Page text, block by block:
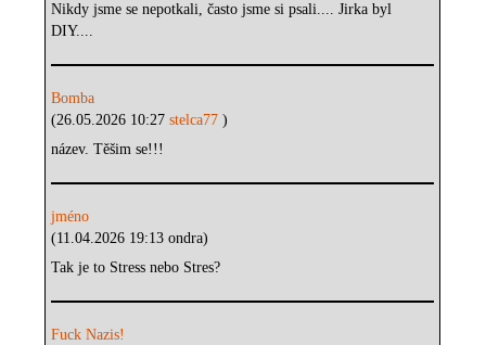
Nikdy jsme se nepotkali, často jsme si psali.... Jirka byl
DIY....
Bomba
(26.05.2026 10:27stelca77)
název. Těšim se!!!
jméno
(11.04.2026 19:13 ondra)
Tak je to Stress nebo Stres?
Fuck Nazis!